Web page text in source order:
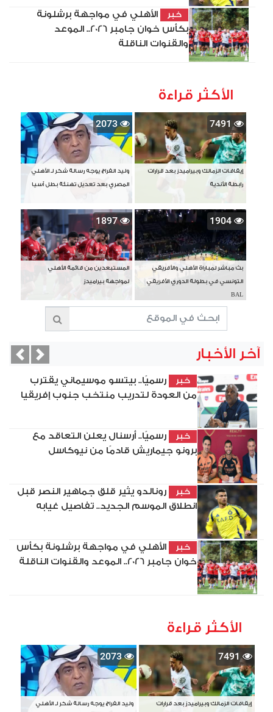
خبر
الأهلي في مواجهة برشلونة
بكأس خوان جامبر 2026.. الموعد
والقنوات الناقلة
الأكثر قراءة
7491
إيقافات الزمالك وبيراميدز بعد قرارات
رابطة الأندية
2073
وليد الفراج يوجه رسالة شكر لـ الأهلي
المصري بعد تعديل تهنئة بطل آسيا
1904
بث مباشر لمباراة الأهلي والأفريقي
التونسي في بطولة الدوري الأفريقي
BAL
1897
المستبعدين من قائمة الأهلي
لمواجهة بيراميدز
آخر الأخبار
خبر
رسميًا.. بيتسو موسيماني يقترب
من العودة لتدريب منتخب جنوب إفريقيا
خبر
رسميًا.. أرسنال يعلن التعاقد مع
برونو جيماريش قادمًا من نيوكاسل
خبر
رونالدو يثير قلق جماهير النصر قبل
انطلاق الموسم الجديد.. تفاصيل غيابه
خبر
الأهلي في مواجهة برشلونة بكأس
خوان جامبر 2026.. الموعد والقنوات الناقلة
Next
الأكثر قراءة
7491
إيقافات الزمالك وبيراميدز بعد قرارات
2073
وليد الفراج يوجه رسالة شكر لـ الأهلي